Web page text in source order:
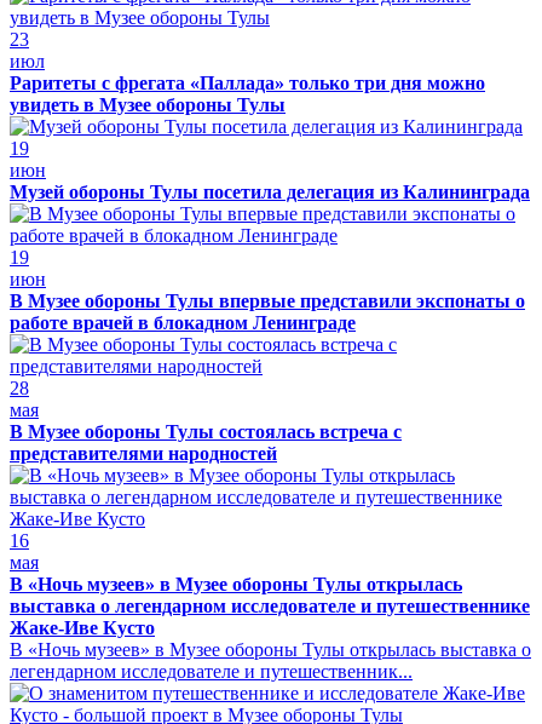
23
июл
Раритеты с фрегата «Паллада» только три дня можно
увидеть в Музее обороны Тулы
19
июн
Музей обороны Тулы посетила делегация из Калининграда
19
июн
В Музее обороны Тулы впервые представили экспонаты о
работе врачей в блокадном Ленинграде
28
мая
В Музее обороны Тулы состоялась встреча с
представителями народностей
16
мая
В «Ночь музеев» в Музее обороны Тулы открылась
выставка о легендарном исследователе и путешественнике
Жаке-Иве Кусто
В «Ночь музеев» в Музее обороны Тулы открылась выставка о
легендарном исследователе и путешественник...